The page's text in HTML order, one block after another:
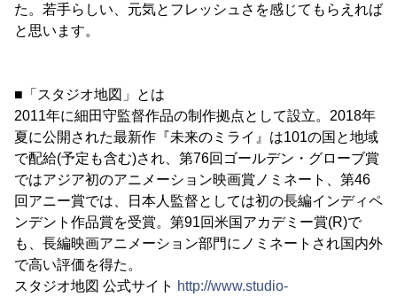
た。若手らしい、元気とフレッシュさを感じてもらえれば
と思います。
■「スタジオ地図」とは
2011年に細田守監督作品の制作拠点として設立。2018年
夏に公開された最新作『未来のミライ』は101の国と地域
で配給(予定も含む)され、第76回ゴールデン・グローブ賞
ではアジア初のアニメーション映画賞ノミネート、第46
回アニー賞では、日本人監督としては初の長編インディペ
ンデント作品賞を受賞。第91回米国アカデミー賞(R)で
も、長編映画アニメーション部門にノミネートされ国内外
で高い評価を得た。
スタジオ地図 公式サイト http://www.studio-